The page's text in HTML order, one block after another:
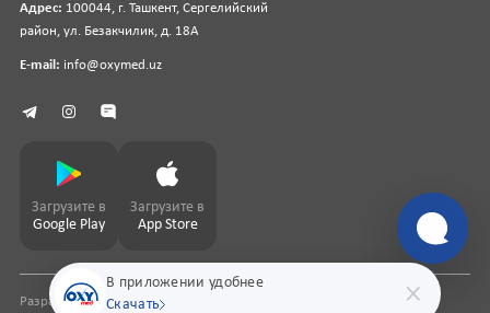
В приложении удобнее
Скачать
Адрес: 100044, г. Ташкент, Сергелийский
район, ул. Безакчилик, д. 18А
E-mail: info@oxymed.uz
Загрузите в
Google Play
Загрузите в
App Store
Разработка сайтаpharmit.uz